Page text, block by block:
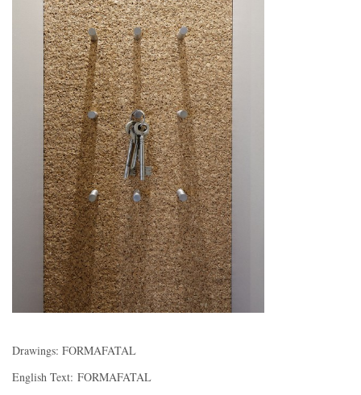
Drawings: FORMAFATAL
English Text: FORMAFATAL